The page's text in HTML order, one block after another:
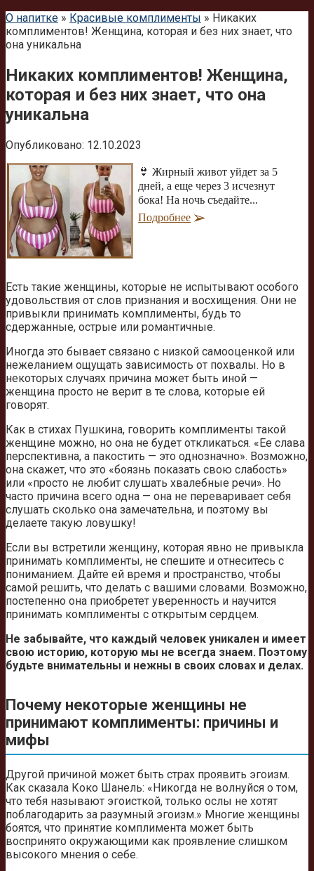
О напитке » Красивые комплименты » Никаких
комплиментов! Женщина, которая и без них знает, что
она уникальна
Никаких комплиментов! Женщина,
которая и без них знает, что она
уникальна
Опубликовано: 12.10.2023
👙 Жирный живот уйдет за 5
дней, а еще через 3 исчезнут
бока! На ночь съедайте...
Подробнее
Есть такие женщины, которые не испытывают особого
удовольствия от слов признания и восхищения. Они не
привыкли принимать комплименты, будь то
сдержанные, острые или романтичные.
Иногда это бывает связано с низкой самооценкой или
нежеланием ощущать зависимость от похвалы. Но в
некоторых случаях причина может быть иной —
женщина просто не верит в те слова, которые ей
говорят.
Как в стихах Пушкина, говорить комплименты такой
женщине можно, но она не будет откликаться. «Ее слава
перспективна, а пакостить — это однозначно». Возможно,
она скажет, что это «боязнь показать свою слабость»
или «просто не любит слушать хвалебные речи». Но
часто причина всего одна — она не переваривает себя
слушать сколько она замечательна, и поэтому вы
делаете такую ловушку!
Если вы встретили женщину, которая явно не привыкла
принимать комплименты, не спешите и отнеситесь с
пониманием. Дайте ей время и пространство, чтобы
самой решить, что делать с вашими словами. Возможно,
постепенно она приобретет уверенность и научится
принимать комплименты с открытым сердцем.
Не забывайте, что каждый человек уникален и имеет
свою историю, которую мы не всегда знаем. Поэтому
будьте внимательны и нежны в своих словах и делах.
Почему некоторые женщины не
принимают комплименты: причины и
мифы
Другой причиной может быть страх проявить эгоизм.
Как сказала Коко Шанель: «Никогда не волнуйся о том,
что тебя называют эгоисткой, только ослы не хотят
поблагодарить за разумный эгоизм.» Многие женщины
боятся, что принятие комплимента может быть
воспринято окружающими как проявление слишком
высокого мнения о себе.